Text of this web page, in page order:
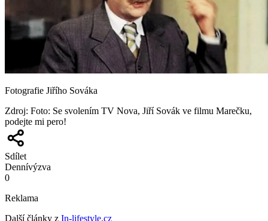
Fotografie Jiřího Sováka
Zdroj: Foto: Se svolením TV Nova, Jiří Sovák ve filmu Marečku,
podejte mi pero!
Sdílet
Dennívýzva
0
Reklama
Další články z In-lifestyle.cz